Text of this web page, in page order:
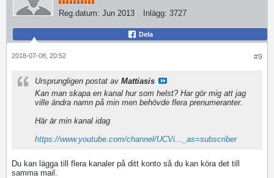
Reg.datum: Jun 2013 Inlägg: 3727
Dela
#9
2018-07-08, 20:52
Ursprungligen postat av Mattiasis
Kan man skapa en kanal hur som helst? Har gör mig att jag
ville ändra namn på min men behövde flera prenumeranter.
Här är min kanal idag
https://www.youtube.com/channel/UCVi..._as=subscriber
Du kan lägga till flera kanaler på ditt konto så du kan köra det till
samma mail.